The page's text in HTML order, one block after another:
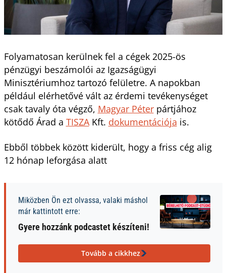
Folyamatosan kerülnek fel a cégek 2025-ös
pénzügyi beszámolói az Igazságügyi
Minisztériumhoz tartozó felületre. A napokban
például elérhetővé vált az érdemi tevékenységet
csak tavaly óta végző, Magyar Péterpártjához
kötődő Árad a TISZAKft. dokumentációja is.
Ebből többek között kiderült, hogy a friss cég alig
12 hónap leforgása alatt
Miközben Ön ezt olvassa, valaki máshol
már kattintott erre:
Gyere hozzánk podcastet készíteni!
Tovább a cikkhez